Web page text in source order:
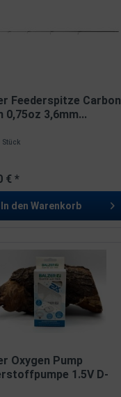
Feederspitze Carbon
0,75oz 3,6mm...
Stück
€ *
In den Warenkorb
Oxygen Pump
1.5V D-